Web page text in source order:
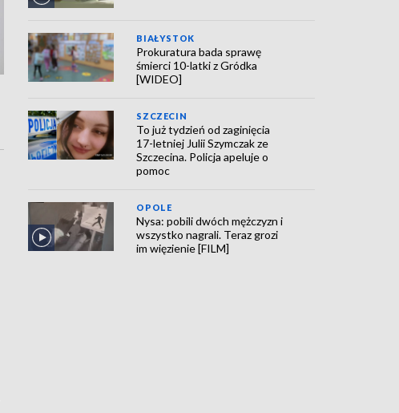
BIAŁYSTOK
Prokuratura bada sprawę
śmierci 10-latki z Gródka
[WIDEO]
SZCZECIN
To już tydzień od zaginięcia
17-letniej Julii Szymczak ze
Szczecina. Policja apeluje o
pomoc
OPOLE
Nysa: pobili dwóch mężczyzn i
wszystko nagrali. Teraz grozi
im więzienie [FILM]